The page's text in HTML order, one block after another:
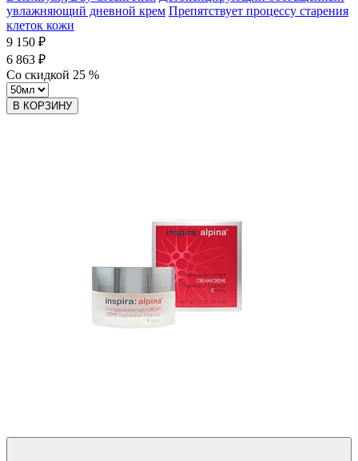
увлажняющий дневной крем Препятствует процессу старения
клеток кожи
9 150 ₽
6 863 ₽
Со скидкой 25 %
В КОРЗИНУ